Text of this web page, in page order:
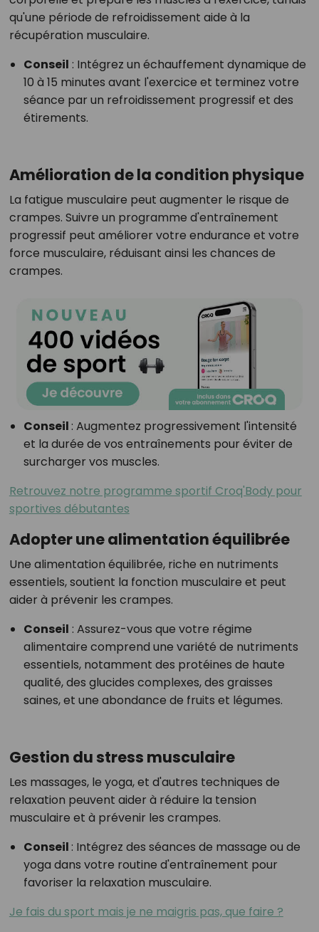
qu'une période de refroidissement aide à la
récupération musculaire.
Conseil : Intégrez un échauffement dynamique de
10 à 15 minutes avant l'exercice et terminez votre
séance par un refroidissement progressif et des
étirements.
Amélioration de la condition physique
La fatigue musculaire peut augmenter le risque de
crampes. Suivre un programme d'entraînement
progressif peut améliorer votre endurance et votre
force musculaire, réduisant ainsi les chances de
crampes.
Conseil : Augmentez progressivement l'intensité
et la durée de vos entraînements pour éviter de
surcharger vos muscles.
Retrouvez notre programme sportif Croq'Body pour
sportives débutantes
Adopter une alimentation équilibrée
Une alimentation équilibrée, riche en nutriments
essentiels, soutient la fonction musculaire et peut
aider à prévenir les crampes.
Conseil : Assurez-vous que votre régime
alimentaire comprend une variété de nutriments
essentiels, notamment des protéines de haute
qualité, des glucides complexes, des graisses
saines, et une abondance de fruits et légumes.
Gestion du stress musculaire
Les massages, le yoga, et d'autres techniques de
relaxation peuvent aider à réduire la tension
musculaire et à prévenir les crampes.
Conseil : Intégrez des séances de massage ou de
yoga dans votre routine d'entraînement pour
favoriser la relaxation musculaire.
Je fais du sport mais je ne maigris pas, que faire ?